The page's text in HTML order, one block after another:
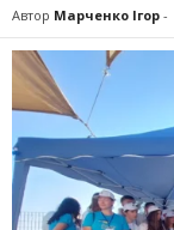
Автор Марченко Ігор -